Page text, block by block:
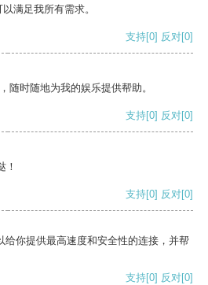
满足我所有需求。
支持[0] 反对[0]
随时随地为我的娱乐提供帮助。
支持[0] 反对[0]
！
支持[0] 反对[0]
给你提供最高速度和安全性的连接，并帮
支持[0] 反对[0]